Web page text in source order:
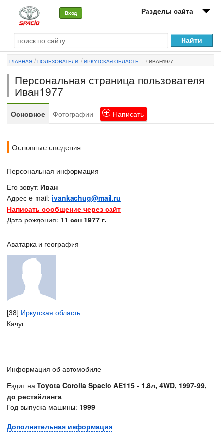
Вход Разделы сайта
О машине
Автоклуб
Форумы
Сервисы и услуги
ГЛАВНАЯ ПОЛЬЗОВАТЕЛИ ИРКУТСКАЯ ОБЛАСТЬ... ИВАН1977
Персональная страница пользователя
Иван1977
Основное Фотографии Написать
Основные сведения
Персональная информация
Его зовут: Иван
Адрес e-mail: ivankachug@mail.ru
Написать сообщение через сайт
Дата рождения: 11 сен 1977 г.
Аватарка и география
[38] Иркутская область
Качуг
Информация об автомобиле
Ездит на Toyota Corolla Spacio AE115 - 1.8л, 4WD, 1997-99,
до рестайлинга
Год выпуска машины: 1999
Дополнительная информация